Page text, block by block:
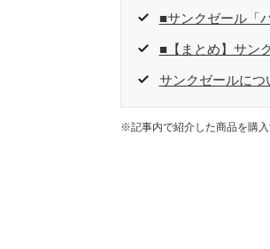
■サンクゼール「
■【まとめ】サン
サンクゼールに
※記事内で紹介した商品を購